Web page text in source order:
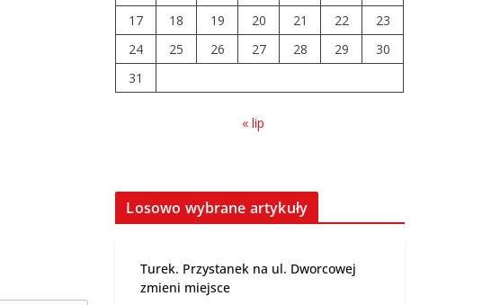
04.08.2026
Wiata Wielkopolska.
skarbowe będą
nieczynne
17
18 19 20 21 22
23
24
25 26 27 28 29
30
31
« lip
Losowo wybrane artykuły
Turek. Przystanek na ul. Dworcowej
zmieni miejsce